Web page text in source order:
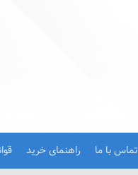
تماس با ما راهنمای خرید